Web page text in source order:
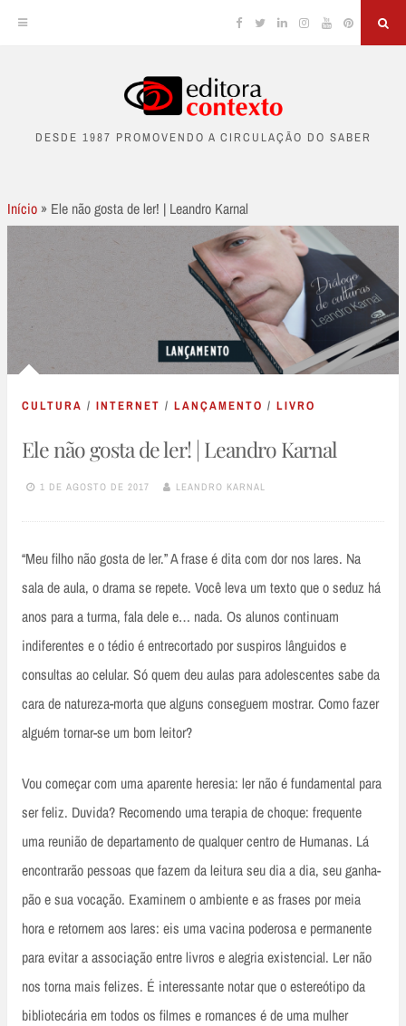
content
Facebook
TwitterLinkedinInstagram
YouTubePinterest
DESDE 1987 PROMOVENDO A CIRCULAÇÃO DO SABER
Início » Ele não gosta de ler! | Leandro Karnal
CULTURA / INTERNET / LANÇAMENTO / LIVRO
Ele não gosta de ler! | Leandro Karnal
1 DE AGOSTO DE 2017 LEANDRO KARNAL
“Meu filho não gosta de ler.” A frase é dita com dor nos lares. Na
sala de aula, o drama se repete. Você leva um texto que o seduz há
anos para a turma, fala dele e… nada. Os alunos continuam
indiferentes e o tédio é entrecortado por suspiros lânguidos e
consultas ao celular. Só quem deu aulas para adolescentes sabe da
cara de natureza-morta que alguns conseguem mostrar. Como fazer
alguém tornar-se um bom leitor?
Vou começar com uma aparente heresia: ler não é fundamental para
ser feliz. Duvida? Recomendo uma terapia de choque: frequente
uma reunião de departamento de qualquer centro de Humanas. Lá
encontrarão pessoas que fazem da leitura seu dia a dia, seu ganha-
pão e sua vocação. Examinem o ambiente e as frases por meia
hora e retornem aos lares: eis uma vacina poderosa e permanente
para evitar a associação entre livros e alegria existencial. Ler não
nos torna mais felizes. É interessante notar que o estereótipo da
bibliotecária em todos os filmes e romances é de uma mulher